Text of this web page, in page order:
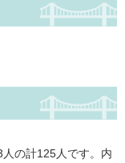
の計125人です。内